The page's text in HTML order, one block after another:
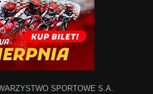
SPORTOWE S.A.